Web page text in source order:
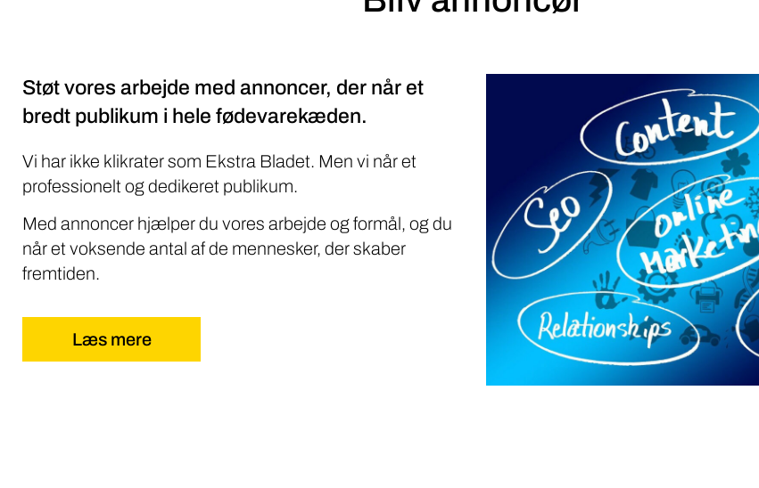
Støt vores arbejde med annoncer, der når et
bredt publikum i hele fødevarekæden.
Vi har ikke klikrater som Ekstra Bladet. Men vi når et
professionelt og dedikeret publikum.
Med annoncer hjælper du vores arbejde og formål, og du
når et voksende antal af de mennesker, der skaber
fremtiden.
Læs mere